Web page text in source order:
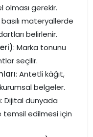
olması gerekir.
materyallerde
belirlenir.
: Marka tonunu
seçilir.
: Antetli kâğıt,
belgeler.
: Dijital dünyada
temsil edilmesi için